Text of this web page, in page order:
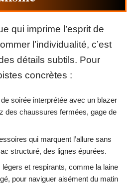
qui imprime l’esprit de
l’individualité, c’est
détails subtils. Pour
concrètes :
soirée interprétée avec un blazer
des chaussures fermées, gage de
qui marquent l’allure sans
structuré, des lignes épurées.
et respirants, comme la laine
pour naviguer aisément du matin